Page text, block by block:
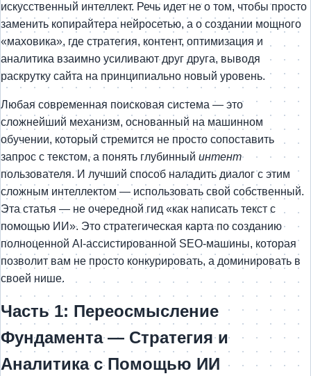
искусственный интеллект. Речь идет не о том, чтобы просто
заменить копирайтера нейросетью, а о создании мощного
«маховика», где стратегия, контент, оптимизация и
аналитика взаимно усиливают друг друга, выводя
раскрутку сайта на принципиально новый уровень.
Любая современная поисковая система — это
сложнейший механизм, основанный на машинном
обучении, который стремится не просто сопоставить
запрос с текстом, а понять глубинный интент
пользователя. И лучший способ наладить диалог с этим
сложным интеллектом — использовать свой собственный.
Эта статья — не очередной гид «как написать текст с
помощью ИИ». Это стратегическая карта по созданию
полноценной AI-ассистированной SEO-машины, которая
позволит вам не просто конкурировать, а доминировать в
своей нише.
Часть 1: Переосмысление
Фундамента — Стратегия и
Аналитика с Помощью ИИ